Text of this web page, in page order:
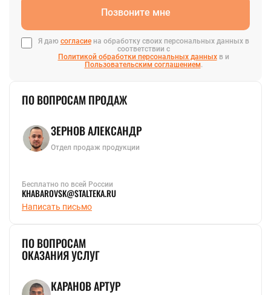
Позвоните мне
Я даю согласиена обработку своих персональных данных в
соответствии с
Политикой обработки персональных данныхв и
Пользовательским соглашением.
ПО ВОПРОСАМ ПРОДАЖ
ЗЕРНОВ АЛЕКСАНДР
Отдел продаж продукции
Бесплатно по всей России
KHABAROVSK@STALTEKA.RU
Написать письмо
ПО ВОПРОСАМ
ОКАЗАНИЯ УСЛУГ
КАРАНОВ АРТУР